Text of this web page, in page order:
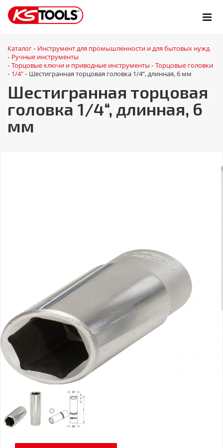
Каталог - Инструмент для промышленности и для бытовых нужд
- Ручные инструменты
- Торцовые ключи и приводные инструменты - Торцовые головки
- 1/4" - Шестигранная торцовая головка 1/4“, длинная, 6 мм
Шестигранная торцовая
головка 1/4“, длинная, 6
мм